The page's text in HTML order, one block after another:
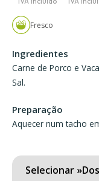
range:
34,65 €
through
69,30 €
Fresco
Ingredientes
Carne de Porco e
Sal.
Preparação
Aquecer num tacho